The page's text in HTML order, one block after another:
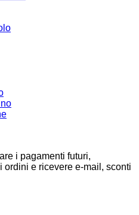
i pagamenti futuri,
e ricevere e-mail, sconti